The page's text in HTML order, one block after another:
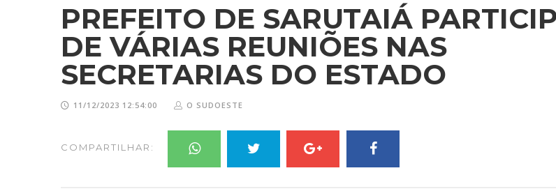
PREFEITO DE SARUTAIÁ
DE VÁRIAS REUNIÕES NAS
SECRETARIAS DO ESTADO
11/12/2023 12:54:00 O SUDOESTE
COMPARTILHAR: